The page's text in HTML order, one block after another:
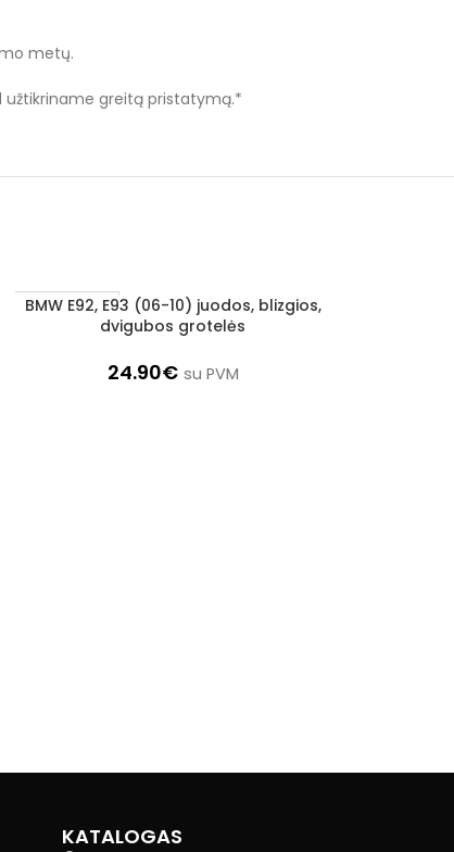
metų.
užtikriname greitą pristatymą.*
1–3 d. d.
Į KREPŠELĮ
BMW E92, E93 (06-10) juodos, blizgios,
dvigubos grotelės
24.90€ su PVM
KATALOGAS